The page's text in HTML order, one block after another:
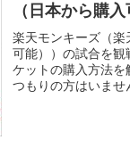
（日本から購入
楽天モンキーズ（楽
可能））の試合を
ケットの購入方法を
つもりの方はいませ